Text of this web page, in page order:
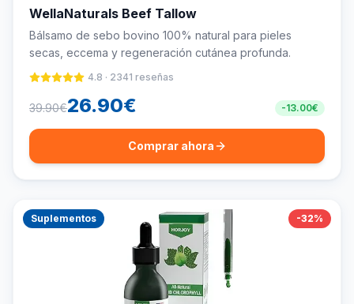
WellaNaturals Beef Tallow
Bálsamo de sebo bovino 100% natural para pieles
secas, eccema y regeneración cutánea profunda.
4.8 · 2341 reseñas
39.90€26.90€ -13.00€
Comprar ahora
Suplementos -32%